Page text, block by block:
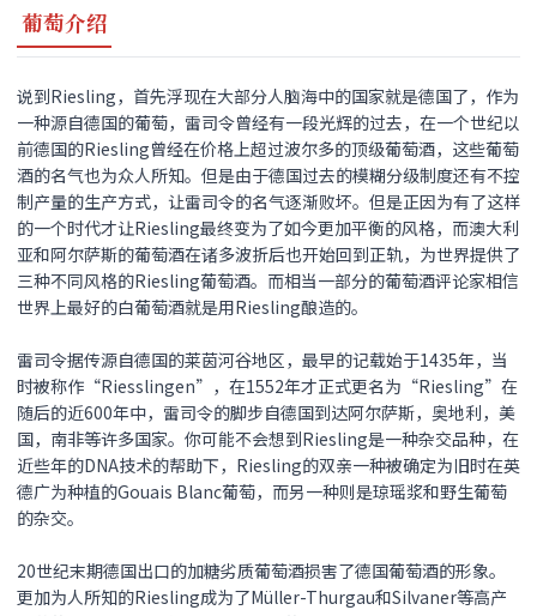
葡萄介绍
说到Riesling，首先浮现在大部分人脑海中的国家就是德国了，作为
一种源自德国的葡萄，雷司令曾经有一段光辉的过去，在一个世纪以
前德国的Riesling曾经在价格上超过波尔多的顶级葡萄酒，这些葡萄
酒的名气也为众人所知。但是由于德国过去的模糊分级制度还有不控
制产量的生产方式，让雷司令的名气逐渐败坏。但是正因为有了这样
的一个时代才让Riesling最终变为了如今更加平衡的风格，而澳大利
亚和阿尔萨斯的葡萄酒在诸多波折后也开始回到正轨，为世界提供了
三种不同风格的Riesling葡萄酒。而相当一部分的葡萄酒评论家相信
世界上最好的白葡萄酒就是用Riesling酿造的。
雷司令据传源自德国的莱茵河谷地区，最早的记载始于1435年，当
时被称作“Riesslingen”，在1552年才正式更名为“Riesling”在
随后的近600年中，雷司令的脚步自德国到达阿尔萨斯，奥地利，美
国，南非等许多国家。你可能不会想到Riesling是一种杂交品种，在
近些年的DNA技术的帮助下，Riesling的双亲一种被确定为旧时在英
德广为种植的Gouais Blanc葡萄，而另一种则是琼瑶浆和野生葡萄
的杂交。
20世纪末期德国出口的加糖劣质葡萄酒损害了德国葡萄酒的形象。
更加为人所知的Riesling成为了Müller-Thurgau和Silvaner等高产